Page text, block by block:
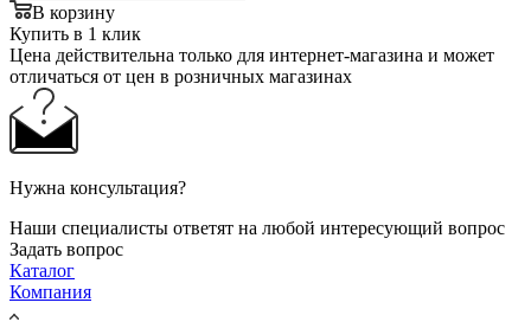
В корзину
Купить в 1 клик
Цена действительна только для интернет-магазина и может
отличаться от цен в розничных магазинах
Нужна консультация?
Наши специалисты ответят на любой интересующий вопрос
Задать вопрос
Каталог
Компания